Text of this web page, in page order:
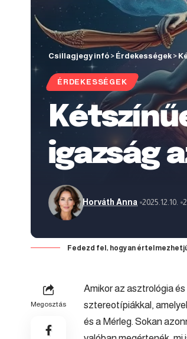
Csillagjegy infó > Érdekességek >
ÉRDEKESSÉGEK
igazság
Horváth Anna 2025.12.10.
Fedezd fel, hogyan
Megosztás
Amikor az asztrológia
sztereotípiákkal,
és a Mérleg. Sokan